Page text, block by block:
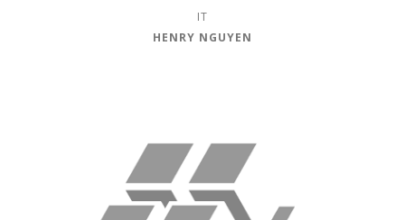
IT
HENRY NGUYEN